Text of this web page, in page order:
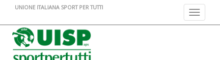
Toggle
UNIONE ITALIANA SPORT PER TUTTI